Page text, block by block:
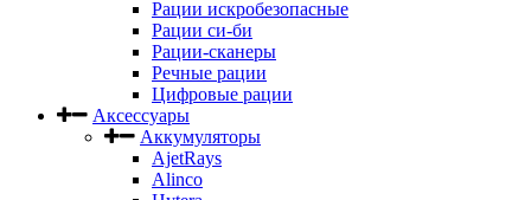
Рации искробезопасные
Рации си-би
Рации-сканеры
Речные рации
Цифровые рации
Аксессуары
Аккумуляторы
AjetRays
Alinco